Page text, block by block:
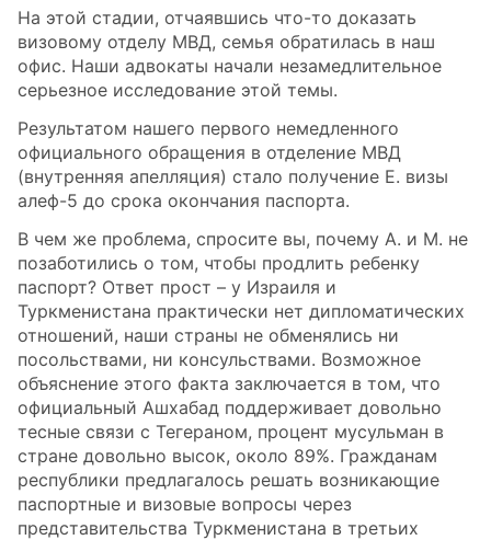
На этой стадии, отчаявшись что-то доказать
визовому отделу МВД, семья обратилась в наш
офис. Наши адвокаты начали незамедлительное
серьезное исследование этой темы.
Результатом нашего первого немедленного
официального обращения в отделение МВД
(внутренняя апелляция) стало получение Е. визы
алеф-5 до срока окончания паспорта.
В чем же проблема, спросите вы, почему А. и М. не
позаботились о том, чтобы продлить ребенку
паспорт? Ответ прост – у Израиля и
Туркменистана практически нет дипломатических
отношений, наши страны не обменялись ни
посольствами, ни консульствами. Возможное
объяснение этого факта заключается в том, что
официальный Ашхабад поддерживает довольно
тесные связи с Тегераном, процент мусульман в
стране довольно высок, около 89%. Гражданам
республики предлагалось решать возникающие
паспортные и визовые вопросы через
представительства Туркменистана в третьих